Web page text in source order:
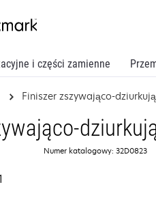
i części zamienne
Finiszer zszywająco-
Numer katalogowy: 32D0823